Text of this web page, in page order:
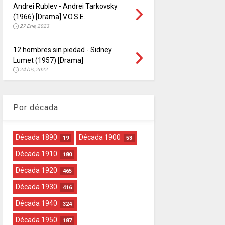
Andrei Rublev - Andrei Tarkovsky
(1966) [Drama] V.O.S.E.
27 Ene, 2023
12 hombres sin piedad - Sidney
Lumet (1957) [Drama]
24 Dic, 2022
Por década
Década 1890 19 Década 1900 53
Década 1910 180
Década 1920 465
Década 1930 416
Década 1940 324
Década 1950 187